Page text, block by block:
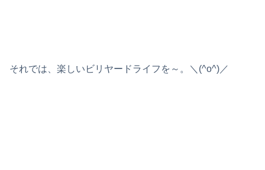
それでは、楽しいビリヤードライフを～。＼(^o^)／